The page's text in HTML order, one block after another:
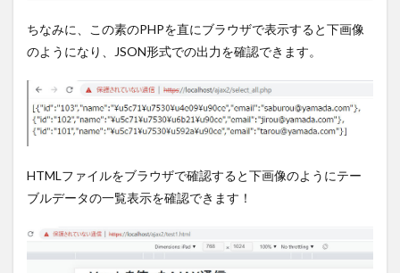
ちなみに、この素のPHPを直にブラウザで表示すると下画像
のようになり、JSON形式での出力を確認できます。
HTMLファイルをブラウザで確認すると下画像のようにテー
ブルデータの一覧表示を確認できます！